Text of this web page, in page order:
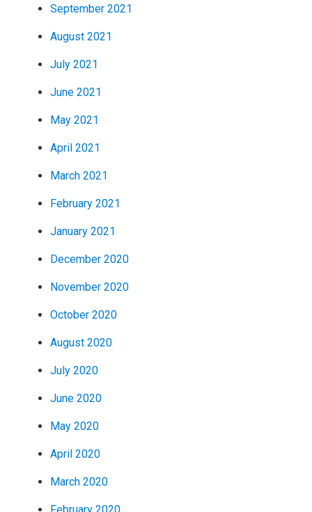
September 2021
August 2021
July 2021
June 2021
May 2021
April 2021
March 2021
February 2021
January 2021
December 2020
November 2020
October 2020
August 2020
July 2020
June 2020
May 2020
April 2020
March 2020